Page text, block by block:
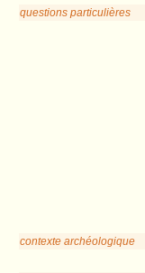
questions particulières
contexte archéologique